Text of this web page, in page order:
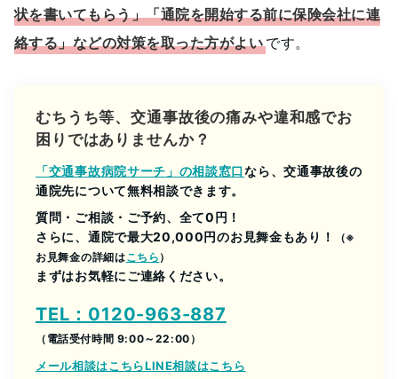
状を書いてもらう」「通院を開始する前に保険会社に連
絡する」などの対策を取った方がよいです。
むちうち等、交通事故後の痛みや違和感でお
困りではありませんか？
「交通事故病院サーチ」の相談窓口なら、交通事故後の
通院先について無料相談できます。
質問・ご相談・ご予約、全て0円！
さらに、通院で最大20,000円のお見舞金もあり！
（※
お見舞金の詳細はこちら ）
まずはお気軽にご連絡ください。
TEL：0120-963-887
（電話受付時間 9:00～22:00）
メール相談はこちらLINE相談はこちら